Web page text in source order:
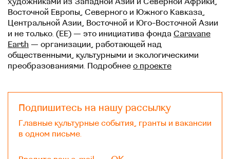
Восточной Европы, Северного и Южного Кавказа,
Центральной Азии, Восточной и Юго-Восточной Азии
и не только. (EE) — это инициатива фонда Caravane
Earth — организации, работающей над
общественными, культурными и экологическими
преобразованиями. Подробнее о проекте
Подпишитесь на нашу рассылку
Главные культурные события, гранты и вакансии
в одном письме.